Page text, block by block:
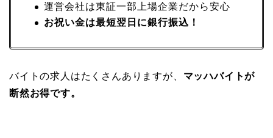
運営会社は東証一部上場企業だから安心
お祝い金は最短翌日に銀行振込！
バイトの求人はたくさんありますが、 マッハバイトが
断然お得です。